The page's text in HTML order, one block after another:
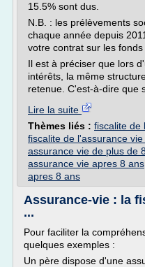
15.5% sont dus.
N.B. : les prélèvements
chaque année depuis
votre contrat sur les fonds
Il est à préciser que lors
intérêts, la même
retenue. C'est-à-dire que
Lire la suite
Thèmes liés : fiscalite de
fiscalite de l'assurance
assurance vie de plus de
assurance vie apres 8 ans
apres 8 ans
Assurance-vie : la
...
Pour faciliter la
quelques exemples :
Un père dispose d'une